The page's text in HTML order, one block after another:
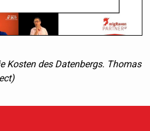
Kosten des Datenbergs. Thomas